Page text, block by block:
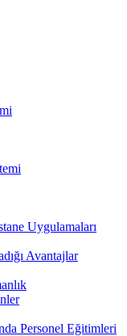
Uygulamaları
Avantajlar
Personel Eğitimleri